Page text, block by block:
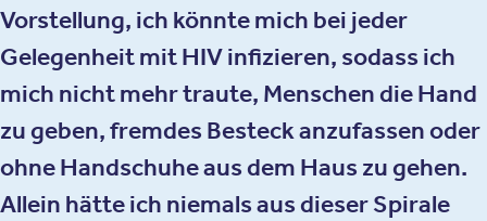
Vorstellung, ich könnte mich bei jeder
Gelegenheit mit HIV infizieren, sodass ich
mich nicht mehr traute, Menschen die Hand
zu geben, fremdes Besteck anzufassen oder
ohne Handschuhe aus dem Haus zu gehen.
Allein hätte ich niemals aus dieser Spirale